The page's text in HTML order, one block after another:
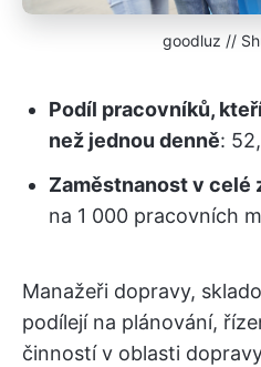
goodluz //
Podíl pracovníků,
než jednou denně:
Zaměstnanost v celé
na 1 000 pracovních
Manažeři dopravy,
podílejí na plánování,
činností v oblasti